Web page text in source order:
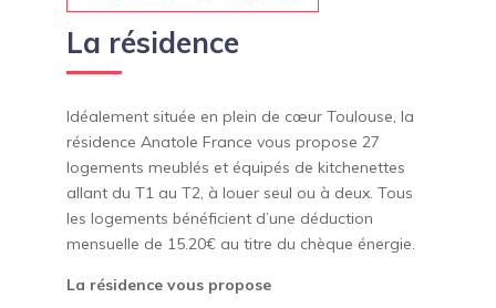
La résidence
Idéalement située en plein de cœur Toulouse, la
résidence Anatole France vous propose 27
logements meublés et équipés de kitchenettes
allant du T1 au T2, à louer seul ou à deux. Tous
les logements bénéficient d’une déduction
mensuelle de 15.20€ au titre du chèque énergie.
La résidence vous propose